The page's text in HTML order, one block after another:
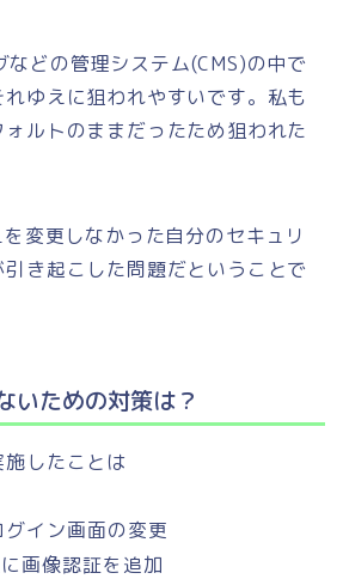
どの管理システム(CMS)の中で
ゆえに狙われやすいです。私も
ルトのままだったため狙われた
変更しなかった自分のセキュリ
き起こした問題だということで
いための対策は？
したことは
イン画面の変更
画像認証を追加